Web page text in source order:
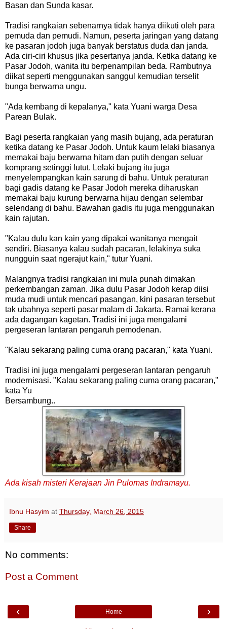
Basan dan Sunda kasar.
Tradisi rangkaian sebenarnya tidak hanya diikuti oleh para
pemuda dan pemudi. Namun, peserta jaringan yang datang
ke pasaran jodoh juga banyak berstatus duda dan janda.
Ada ciri-ciri khusus jika pesertanya janda. Ketika datang ke
Pasar Jodoh, wanita itu berpenampilan beda. Rambutnya
diikat seperti menggunakan sanggul kemudian terselit
bunga berwarna ungu.
"Ada kembang di kepalanya," kata Yuani warga Desa
Parean Bulak.
Bagi peserta rangkaian yang masih bujang, ada peraturan
ketika datang ke Pasar Jodoh. Untuk kaum lelaki biasanya
memakai baju berwarna hitam dan putih dengan seluar
komprang setinggi lutut. Lelaki bujang itu juga
menyelempangkan kain sarung di bahu. Untuk peraturan
bagi gadis datang ke Pasar Jodoh mereka diharuskan
memakai baju kurung berwarna hijau dengan selembar
selendang di bahu. Bawahan gadis itu juga menggunakan
kain rajutan.
"Kalau dulu kan kain yang dipakai wanitanya mengait
sendiri. Biasanya kalau sudah pacaran, lelakinya suka
nungguin saat ngerajut kain," tutur Yuani.
Malangnya tradisi rangkaian ini mula punah dimakan
perkembangan zaman. Jika dulu Pasar Jodoh kerap diisi
muda mudi untuk mencari pasangan, kini pasaran tersebut
tak ubahnya seperti pasar malam di Jakarta. Ramai kerana
ada dagangan kagetan. Tradisi ini juga mengalami
pergeseran lantaran pengaruh pemodenan.
"Kalau sekarang paling cuma orang pacaran," kata Yuani.
Tradisi ini juga mengalami pergeseran lantaran pengaruh
modernisasi. "Kalau sekarang paling cuma orang pacaran,"
kata Yu
Bersambung..
Ada kisah misteri Kerajaan Jin Pulomas Indramayu.
Ibnu Hasyim at Thursday, March 26, 2015
Share
No comments:
Post a Comment
‹ ›
Home